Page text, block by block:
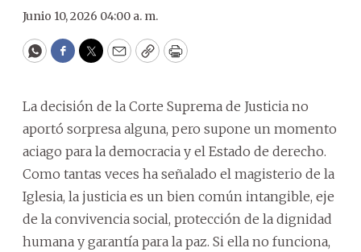
Junio 10, 2026 04:00 a. m.
WhatsApp
Facebook
Twitter
EmailCopyPrint
La decisión de la Corte Suprema de Justicia no
aportó sorpresa alguna, pero supone un momento
aciago para la democracia y el Estado de derecho.
Como tantas veces ha señalado el magisterio de la
Iglesia, la justicia es un bien común intangible, eje
de la convivencia social, protección de la dignidad
humana y garantía para la paz. Si ella no funciona,